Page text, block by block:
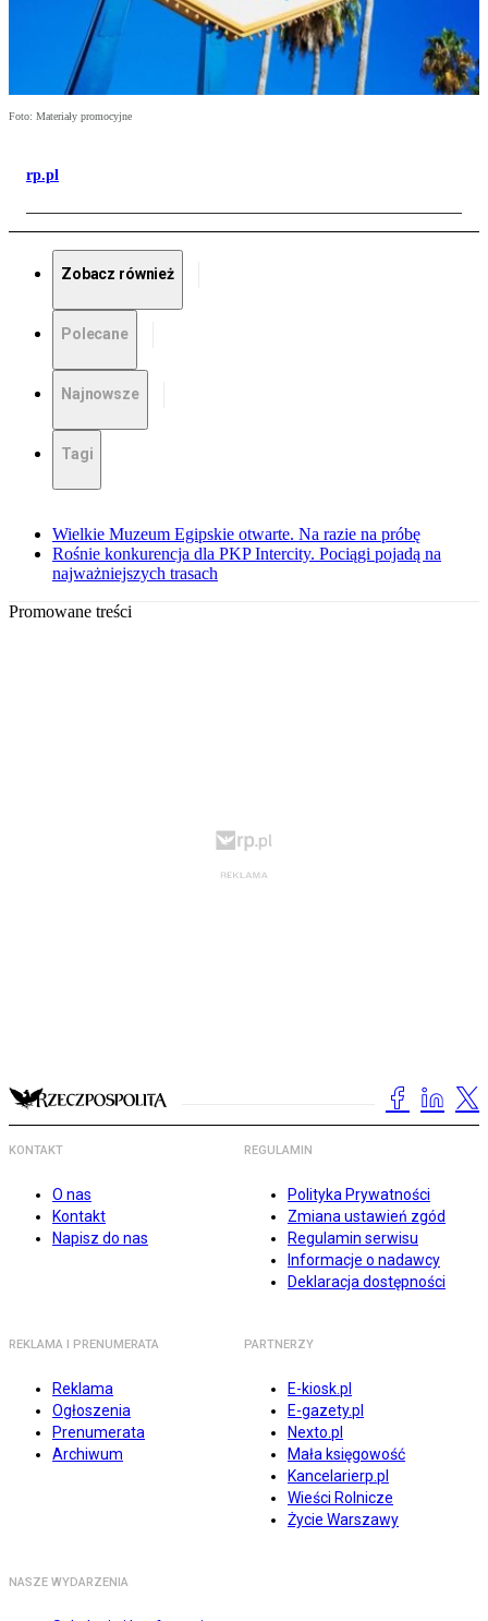
Foto: Materiały promocyjne
rp.pl
Zobacz również
Polecane
Najnowsze
Tagi
Wielkie Muzeum Egipskie otwarte. Na razie na próbę
Rośnie konkurencja dla PKP Intercity. Pociągi pojadą na
najważniejszych trasach
Promowane treści
KONTAKT
O nas
Kontakt
Napisz do nas
REGULAMIN
Polityka Prywatności
Zmiana ustawień zgód
Regulamin serwisu
Informacje o nadawcy
Deklaracja dostępności
REKLAMA I PRENUMERATA
Reklama
Ogłoszenia
Prenumerata
Archiwum
PARTNERZY
E-kiosk.pl
E-gazety.pl
Nexto.pl
Mała księgowość
Kancelarierp.pl
Wieści Rolnicze
Życie Warszawy
NASZE WYDARZENIA